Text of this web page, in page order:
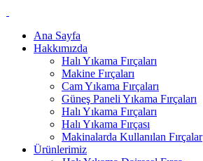
Ana Sayfa
Hakkımızda
Halı Yıkama Fırçaları
Makine Fırçaları
Cam Yıkama Fırçaları
Güneş Paneli Yıkama Fırçaları
Halı Yıkama Fırçaları
Halı Yıkama Fırçası
Makinalarda Kullanılan Fırçalar
Ürünlerimiz